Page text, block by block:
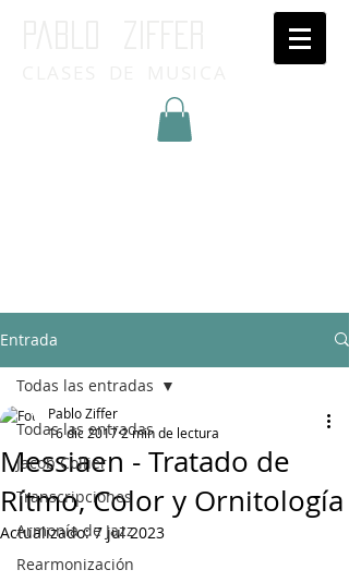
Entrada
Todas las entradas
Jacob Collier
Transcripciones
Armonía de Jazz
Rearmonización
Todas las entradas
Messiaen - Tratado de
Rítmo, Color y Ornitología
Pablo Ziffer
16 dic 20172 min de lectura
Actualizado:7 jul 2023